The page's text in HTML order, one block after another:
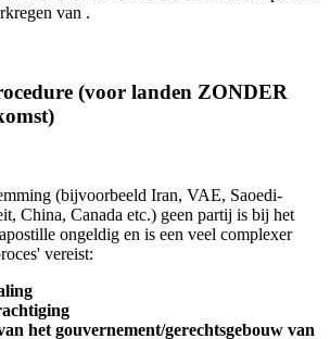
van .
(voor landen ZONDER
(bijvoorbeeld Iran, VAE, Saoedi-
China, Canada etc.) geen partij is bij het
ongeldig en is een veel complexer
vereist:
het gouvernement/gerechtsgebouw van